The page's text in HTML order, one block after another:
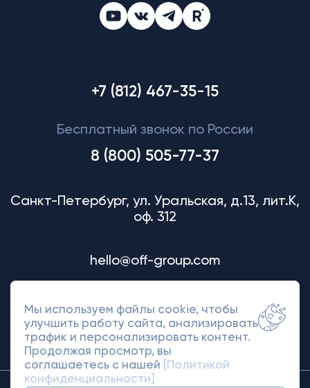
+7 (812) 467-35-15
Бесплатный звонок по России
8 (800) 505-77-37
Санкт-Петербург, ул. Уральская, д.13, лит.К,
оф. 312
hello@off-group.com
Мы используем файлы cookie, чтобы
улучшить работу сайта, анализировать
трафик и персонализировать контент.
Продолжая просмотр, вы
соглашаетесь с нашей
[Политикой
конфиденциальности]